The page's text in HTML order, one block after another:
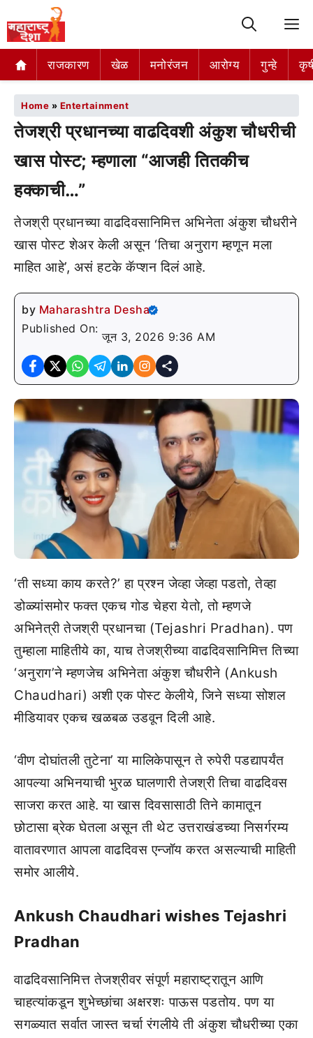
राजकारण खेळ मनोरंजन आरोग्य गुन्हे
Home » Entertainment
तेजश्री प्रधानच्या वाढदिवशी अंकुश चौधरीची
खास पोस्ट; म्हणाला “आजही तितकीच
हक्काची…”
तेजश्री प्रधानच्या वाढदिवसानिमित्त अभिनेता अंकुश चौधरीने
खास पोस्ट शेअर केली असून ‘तिचा अनुराग म्हणून मला
माहित आहे’, असं हटके कॅप्शन दिलं आहे.
by Maharashtra Desha
Published On:
जून 3, 2026 9:36 AM
‘ती सध्या काय करते?’ हा प्रश्न जेव्हा जेव्हा पडतो, तेव्हा
डोळ्यांसमोर फक्त एकच गोड चेहरा येतो, तो म्हणजे
अभिनेत्री तेजश्री प्रधानचा (Tejashri Pradhan). पण
तुम्हाला माहितीये का, याच तेजश्रीच्या वाढदिवसानिमित्त तिच्या
‘अनुराग’ने म्हणजेच अभिनेता अंकुश चौधरीने (Ankush
Chaudhari) अशी एक पोस्ट केलीये, जिने सध्या सोशल
मीडियावर एकच खळबळ उडवून दिली आहे.
‘वीण दोघांतली तुटेना’ या मालिकेपासून ते रुपेरी पडद्यापर्यंत
आपल्या अभिनयाची भुरळ घालणारी तेजश्री तिचा वाढदिवस
साजरा करत आहे. या खास दिवसासाठी तिने कामातून
छोटासा ब्रेक घेतला असून ती थेट उत्तराखंडच्या निसर्गरम्य
वातावरणात आपला वाढदिवस एन्जॉय करत असल्याची माहिती
समोर आलीये.
Ankush Chaudhari wishes Tejashri
Pradhan
वाढदिवसानिमित्त तेजश्रीवर संपूर्ण महाराष्ट्रातून आणि
चाहत्यांकडून शुभेच्छांचा अक्षरशः पाऊस पडतोय. पण या
सगळ्यात सर्वात जास्त चर्चा रंगलीये ती अंकुश चौधरीच्या एका